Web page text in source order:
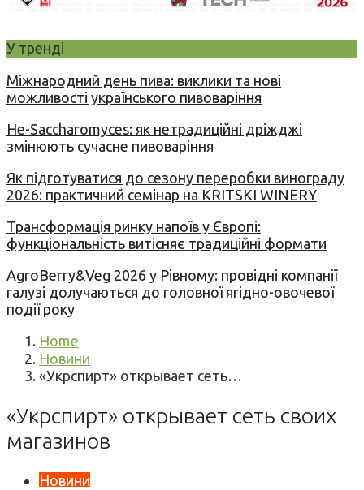
У тренді
Міжнародний день пива: виклики та нові
можливості українського пивоваріння
Не-Saccharomyces: як нетрадиційні дріжджі
змінюють сучасне пивоваріння
Як підготуватися до сезону переробки винограду
2026: практичний семінар на KRITSKI WINERY
Трансформація ринку напоїв у Європі:
функціональність витісняє традиційні формати
AgroBerry&Veg 2026 у Рівному: провідні компанії
галузі долучаються до головної ягідно-овочевої
події року
Home
Новини
«Укрспирт» открывает сеть…
«Укрспирт» открывает сеть своих
магазинов
Новини